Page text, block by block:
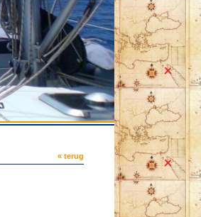
« terug